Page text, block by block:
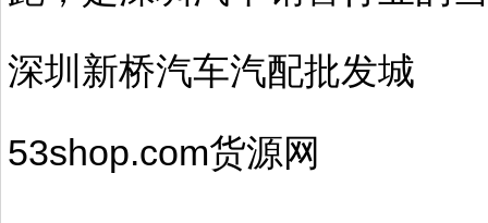
深圳新桥汽车汽配批发城
53shop.com货源网